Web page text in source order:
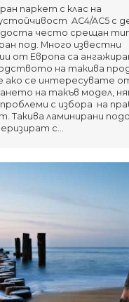
паркет с клас на
AC4/AC5 с
доста често срещан
под. Много известни
от Европа са
на такива
ако се интересувате
на такъв модел,
с избора на
Такива ламинирани
с…